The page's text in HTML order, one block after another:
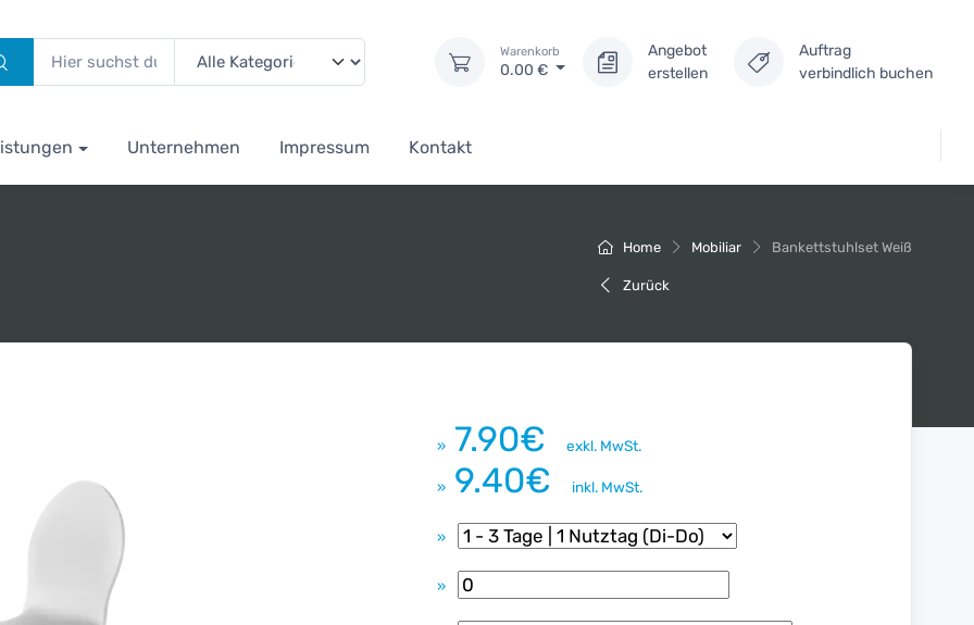
Warenkorb
0.00 €
Angebot
erstellen
Auftrag
verbindlich buchen
Unternehmen Impressum Kontakt
Home Mobiliar Bankettstuhlset Weiß
Zurück
» 7.90€ exkl. MwSt.
» 9.40€ inkl. MwSt.
»
»